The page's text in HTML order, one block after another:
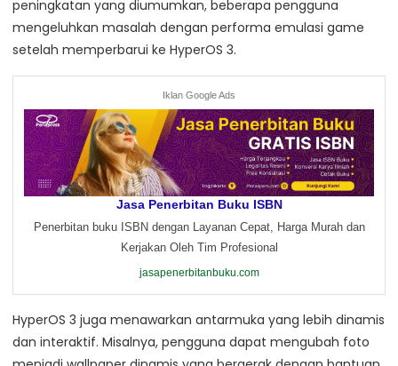
peningkatan yang diumumkan, beberapa pengguna
mengeluhkan masalah dengan performa emulasi game
setelah memperbarui ke HyperOS 3.
Iklan Google Ads
Jasa Penerbitan Buku ISBN
Penerbitan buku ISBN dengan Layanan Cepat, Harga Murah dan
Kerjakan Oleh Tim Profesional
jasapenerbitanbuku.com
HyperOS 3 juga menawarkan antarmuka yang lebih dinamis
dan interaktif. Misalnya, pengguna dapat mengubah foto